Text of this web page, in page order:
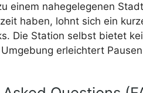
einem nahegelegenen
haben, lohnt sich ein
Die Station selbst bietet
erleichtert